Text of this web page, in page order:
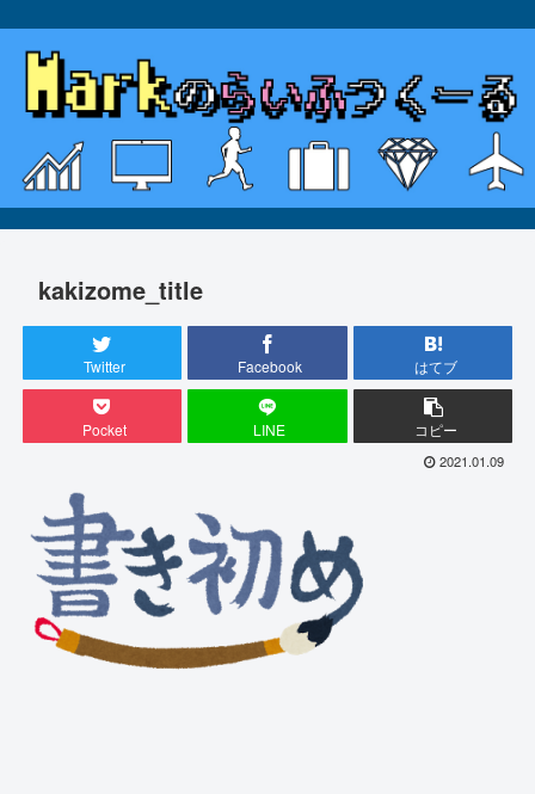
kakizome_title
Twitter Facebook はてブ
Pocket LINE コピー
2021.01.09